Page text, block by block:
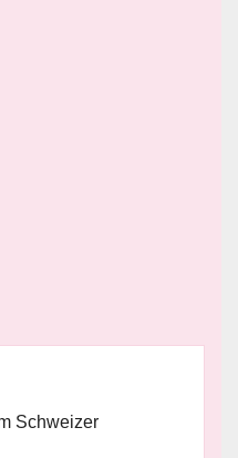
Schweizer